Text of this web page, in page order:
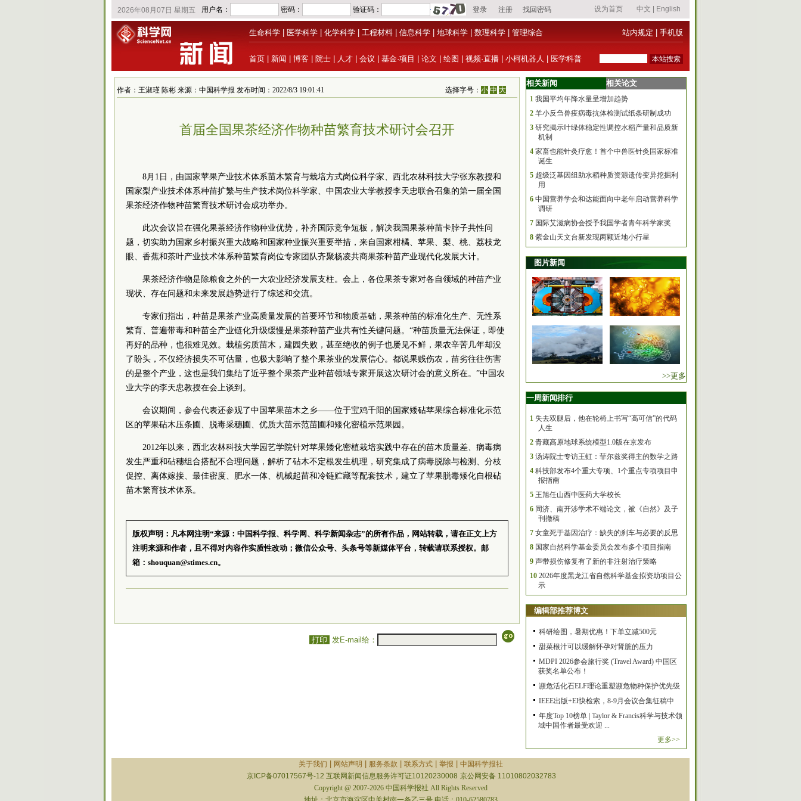
生命科学 医学科学 化学科学 工程材料 信息科学 地球科学 数理科学 管理综合 站内规定 手机版
首页 新闻 博客 院士 人才 会议 基金·项目 论文 绘图 视频·直播 小柯机器人 医学科普
作者：王淑瑾 陈彬 来源：中国科学报 发布时间：2022/8/3 19:01:41 选择字号：小 中 大
首届全国果茶经济作物种苗繁育技术研讨会召开
8月1日，由国家苹果产业技术体系苗木繁育与栽培方式岗位科学家、西北农林科技大学张东教授和
国家梨产业技术体系种苗扩繁与生产技术岗位科学家、中国农业大学教授李天忠联合召集的第一届全国
果茶经济作物种苗繁育技术研讨会成功举办。
此次会议旨在强化果茶经济作物种业优势，补齐国际竞争短板，解决我国果茶种苗卡脖子共性问
题，切实助力国家乡村振兴重大战略和国家种业振兴重要举措，来自国家柑橘、苹果、梨、桃、荔枝龙
眼、香蕉和茶叶产业技术体系种苗繁育岗位专家团队齐聚杨凌共商果茶种苗产业现代化发展大计。
果茶经济作物是除粮食之外的一大农业经济发展支柱。会上，各位果茶专家对各自领域的种苗产业
现状、存在问题和未来发展趋势进行了综述和交流。
专家们指出，种苗是果茶产业高质量发展的首要环节和物质基础，果茶种苗的标准化生产、无性系
繁育、普遍带毒和种苗全产业链化升级缓慢是果茶种苗产业共有性关键问题。“种苗质量无法保证，即使
再好的品种，也很难见效。栽植劣质苗木，建园失败，甚至绝收的例子也屡见不鲜，果农辛苦几年却没
了盼头，不仅经济损失不可估量，也极大影响了整个果茶业的发展信心。都说果贱伤农，苗劣往往伤害
的是整个产业，这也是我们集结了近乎整个果茶产业种苗领域专家开展这次研讨会的意义所在。”中国农
业大学的李天忠教授在会上谈到。
会议期间，参会代表还参观了中国苹果苗木之乡——位于宝鸡千阳的国家矮砧苹果综合标准化示范
区的苹果砧木压条圃、脱毒采穗圃、优质大苗示范苗圃和矮化密植示范果园。
2012年以来，西北农林科技大学园艺学院针对苹果矮化密植栽培实践中存在的苗木质量差、病毒病
发生严重和砧穗组合搭配不合理问题，解析了砧木不定根发生机理，研究集成了病毒脱除与检测、分枝
促控、离体嫁接、最佳密度、肥水一体、机械起苗和冷链贮藏等配套技术，建立了苹果脱毒矮化自根砧
苗木繁育技术体系。
版权声明：凡本网注明“来源：中国科学报、科学网、科学新闻杂志”的所有作品，网站转载，请在正文上方
注明来源和作者，且不得对内容作实质性改动；微信公众号、头条号等新媒体平台，转载请联系授权。邮
箱：shouquan@stimes.cn。
打印 发E-mail给：
相关新闻 相关论文
1 我国平均年降水量呈增加趋势
2 羊小反刍兽疫病毒抗体检测试纸条研制成功
3 研究揭示叶绿体稳定性调控水稻产量和品质新
机制
4 家畜也能针灸疗愈！首个中兽医针灸国家标准
诞生
5 超级泛基因组助水稻种质资源遗传变异挖掘利
用
6 中国营养学会和达能面向中老年启动营养科学
调研
7 国际艾滋病协会授予我国学者青年科学家奖
8 紫金山天文台新发现两颗近地小行星
图片新闻
>>更多
一周新闻排行
1 失去双腿后，他在轮椅上书写“高可信”的代码
人生
2 青藏高原地球系统模型1.0版在京发布
3 汤涛院士专访王虹：菲尔兹奖得主的数学之路
4 科技部发布4个重大专项、1个重点专项项目申
报指南
5 王旭任山西中医药大学校长
6 同济、南开涉学术不端论文，被《自然》及子
刊撤稿
7 女童死于基因治疗：缺失的刹车与必要的反思
8 国家自然科学基金委员会发布多个项目指南
9 声带损伤修复有了新的非注射治疗策略
10 2026年度黑龙江省自然科学基金拟资助项目公
示
编辑部推荐博文
科研绘图，暑期优惠！下单立减500元
甜菜根汁可以缓解怀孕对肾脏的压力
MDPI 2026参会旅行奖 (Travel Award) 中国区
获奖名单公布！
濒危活化石ELF理论重塑濒危物种保护优先级
IEEE出版+EI快检索，8-9月会议合集征稿中
年度Top 10榜单 | Taylor & Francis科学与技术领
域中国作者最受欢迎 ...
更多>>
关于我们 网站声明 服务条款 联系方式| 举报
中国科学报社
京ICP备07017567号-12 互联网新闻信息服务许可证10120230008 京公网安备 11010802032783
Copyright @ 2007-2026 中国科学报社 All Rights Reserved